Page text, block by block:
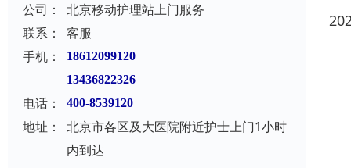
公司：
北京移动护理站上门服务
联系：
客服
手机：
18612099120
13436822326
电话： 400-8539120
地址：
北京市各区及大医院附近护士上门1小时
内到达